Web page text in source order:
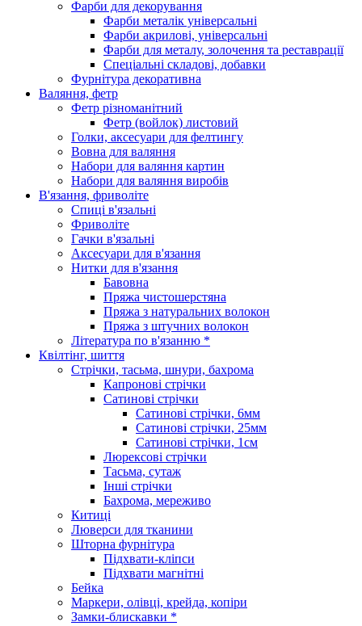
Фарби для декорування
Фарби металік універсальні
Фарби акрилові, універсальні
Фарби для металу, золочення та реставрації
Спеціальні складові, добавки
Фурнітура декоративна
Валяння, фетр
Фетр різноманітний
Фетр (войлок) листовий
Голки, аксесуари для фелтингу
Вовна для валяння
Набори для валяння картин
Набори для валяння виробів
В'язання, фриволіте
Спиці в'язальні
Фриволіте
Гачки в'язальні
Аксесуари для в'язання
Нитки для в'язання
Бавовна
Пряжа чистошерстяна
Пряжа з натуральних волокон
Пряжа з штучних волокон
Література по в'язанню *
Квілтінг, шиття
Стрічки, тасьма, шнури, бахрома
Капронові стрічки
Сатинові стрічки
Сатинові стрічки, 6мм
Сатинові стрічки, 25мм
Сатинові стрічки, 1см
Люрексові стрічки
Тасьма, сутаж
Інші стрічки
Бахрома, мереживо
Китиці
Люверси для тканини
Шторна фурнітура
Підхвати-кліпси
Підхвати магнітні
Бейка
Маркери, олівці, крейда, копіри
Замки-блискавки *